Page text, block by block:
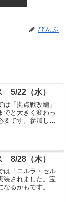
ぴんふ
5/22（水）
「拠点戦改編」
でと大きく変わっ
要です。参加しや
8/28（木）
は「エルラ・セル
装されました。宝
なるかもです。新